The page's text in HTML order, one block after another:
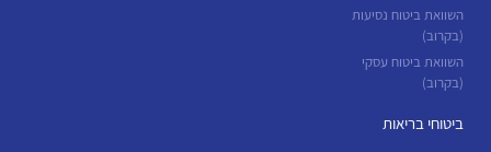
השוואת ביטוח נסיעות
(בקרוב)
השוואת ביטוח עסקי
(בקרוב)
ביטוחי בריאות